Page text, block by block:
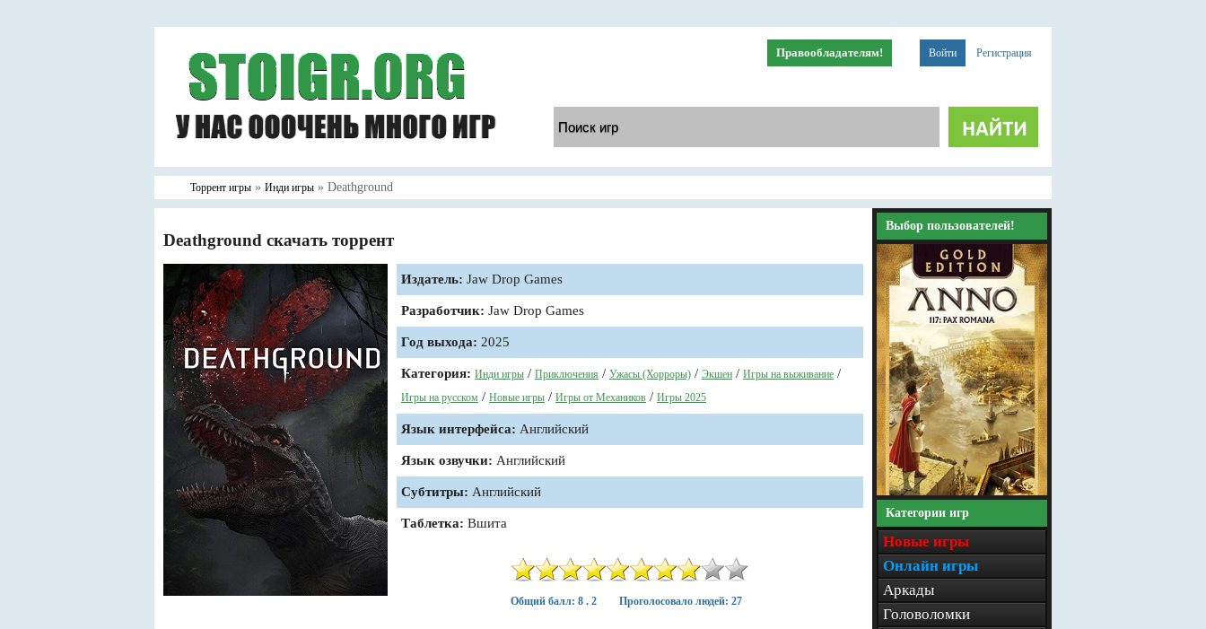
Войти Регистрация
Правообладателям!
Торрент игры » Инди игры » Deathground
Deathground скачать торрент
Издатель: Jaw Drop Games
Разработчик: Jaw Drop Games
Год выхода: 2025
Категория: Инди игры / Приключения / Ужасы (Хорроры) / Экшен / Игры на выживание /
Игры на русском / Новые игры / Игры от Механиков / Игры 2025
Язык интерфейса: Английский
Язык озвучки: Английский
Субтитры: Английский
Таблетка: Вшита
Общий балл: 8 . 2 Проголосовало людей: 27
Выбор пользователей!
Категории игр
Новые игры
Онлайн игры
Аркады
Головоломки